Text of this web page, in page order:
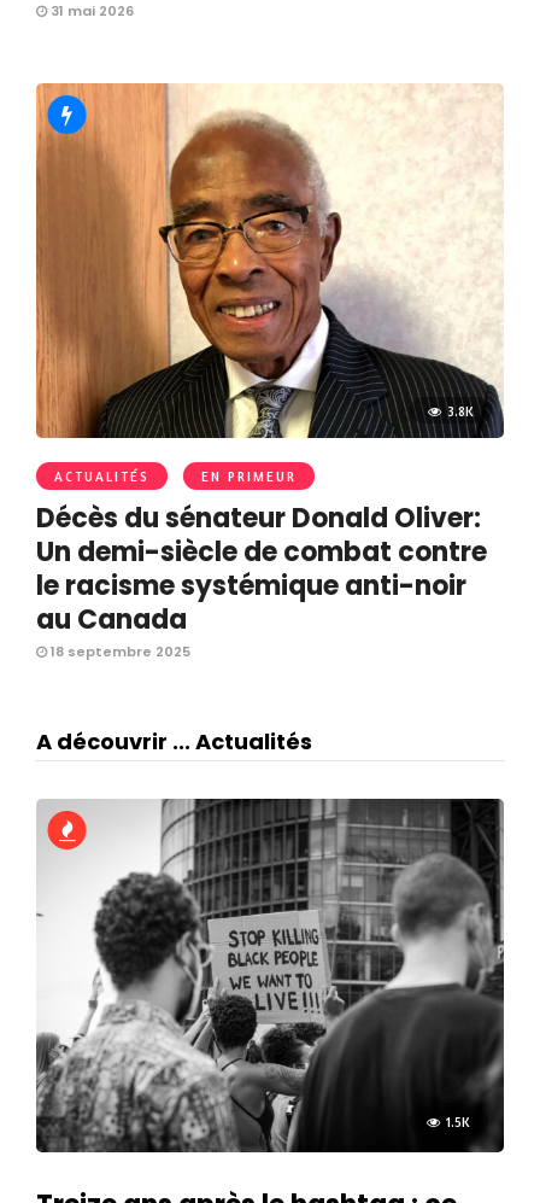
31 mai 2026
3.8K
ACTUALITÉS EN PRIMEUR
Décès du sénateur Donald Oliver:
Un demi-siècle de combat contre
le racisme systémique anti-noir
au Canada
18 septembre 2025
A découvrir ... Actualités
1.5K